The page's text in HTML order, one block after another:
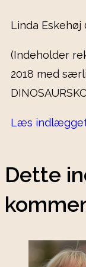
Linda Eskehøj
(Indeholder
2018 med
Læs
Dette